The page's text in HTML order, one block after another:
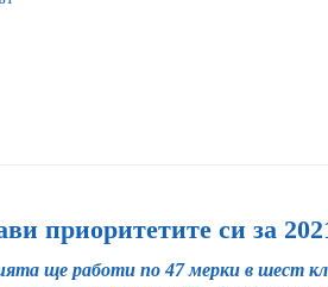
приоритетите си за
ще работи по 47 мерки в шест